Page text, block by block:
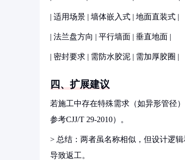
| 适用场景 | 墙体嵌入式 | 地面直装式 |
| 法兰盘方向 | 平行墙面 | 垂直地面 |
| 密封要求 | 需防水胶泥 | 需加厚胶圈 |
四、扩展建议
若施工中存在特殊需求（如异形管径
参考CJJ/T 29-2010）。
> 总结：两者虽名称相似，但设计逻
导致返工。